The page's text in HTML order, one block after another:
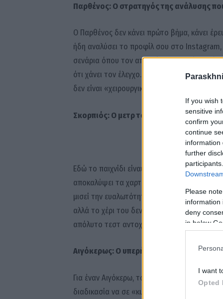
If you wish
sensitive
confirm
continue
information
further
Please
information
deny
in below
I want
Opted
Παρθένος: Ο στρατηγός της ανάλυσης
Ο Παρθένος δεν κάνει πρώτο βήμα, κάνει
ήδη αναλύσει το προφίλ σου στο Instagram,
σενάρια όπου τον απορρίπτεις. Αυτή η
ότι χάνει τον έλεγχο. Προτιμά να μείνει
δεν είναι «χειρουργικά» σωστή.
Σκορπιός: Ο μετρ του μυστηρίου
Εδώ το παιχνίδι είναι η εξουσία. Ο Σκορπιός
αποκαλύψει τα χαρτιά του. Το να κάνει το
μισεί την ευαλωτότητα περισσότερο από
αλλά το χέρι του δεν θα πατήσει το “send”
απόλυτο τεστ αντοχής για τα νεύρα σου.
Αιγόκερως: Ο υπερήφανος CEO
Για έναν Αιγόκερω, το φλερτ είναι μια
διαδικασία να σε «κυνηγήσει» γιατί ο